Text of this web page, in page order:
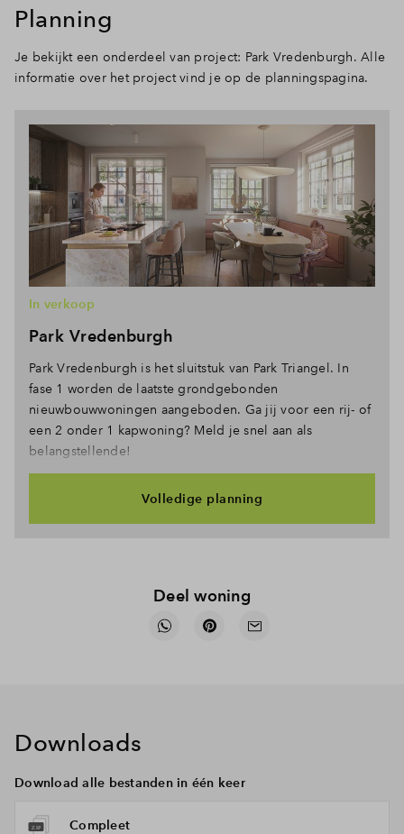
Planning
Je bekijkt een onderdeel van project: Park Vredenburgh. Alle
informatie over het project vind je op de planningspagina.
Park Vredenburgh
In verkoop
Park Vredenburgh is het sluitstuk van Park Triangel. In
fase 1 worden de laatste grondgebonden
nieuwbouwwoningen aangeboden. Ga jij voor een rij- of
een 2 onder 1 kapwoning? Meld je snel aan als
belangstellende!
Volledige planning
Deel woning
Downloads
Download alle bestanden in één keer
Compleet